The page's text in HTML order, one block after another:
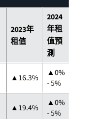
2023年
租值
2024
年租
值預
測
▲16.3%
▲0%
- 5%
▲19.4%
▲0%
- 5%